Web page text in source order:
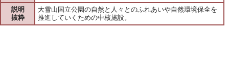
説明
抜粋
大雪山国立公園の自然と人々とのふれあいや自然環境保全を
推進していくための中核施設。